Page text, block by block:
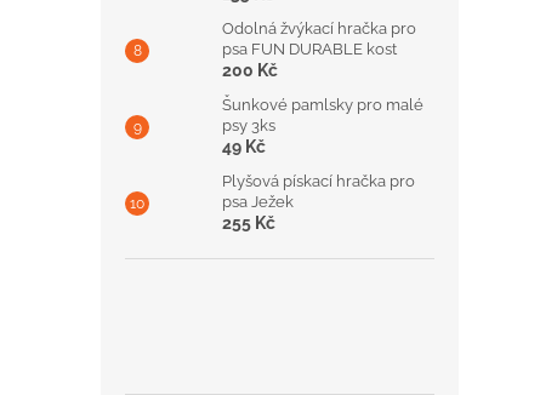
Odolná žvýkací hračka pro
psa FUN DURABLE kost
200 Kč
Šunkové pamlsky pro malé
psy 3ks
49 Kč
Plyšová pískací hračka pro
psa Ježek
255 Kč